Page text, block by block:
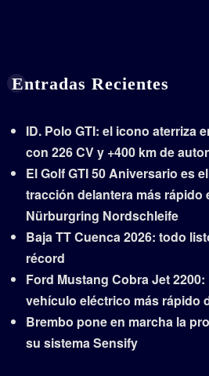
Entradas Recientes
ID. Polo GTI: el icono aterriza
con 226 CV y +400 km de
El Golf GTI 50 Aniversario es
tracción delantera más rápido
Nürburgring Nordschleife
Baja TT Cuenca 2026: todo
récord
Ford Mustang Cobra Jet
vehículo eléctrico más rápido
Brembo pone en marcha la
su sistema Sensify